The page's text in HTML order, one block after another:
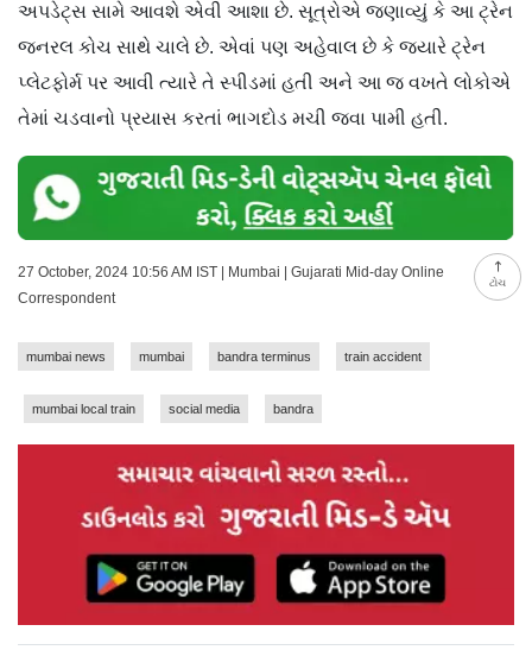
ટોચ
અપડેટ્સ સામે આવશે એવી આશા છે. સૂત્રોએ જણાવ્યું કે આ ટ્રેન
જનરલ કોચ સાથે ચાલે છે. એવાં પણ અહેવાલ છે કે જ્યારે ટ્રેન
પ્લેટફોર્મ પર આવી ત્યારે તે સ્પીડમાં હતી અને આ જ વખતે લોકોએ
તેમાં ચડવાનો પ્રયાસ કરતાં ભાગદોડ મચી જવા પામી હતી.
27 October, 2024 10:56 AM IST | Mumbai | Gujarati Mid-day Online
Correspondent
mumbai news mumbai bandra terminus train accident
mumbai local train social media bandra